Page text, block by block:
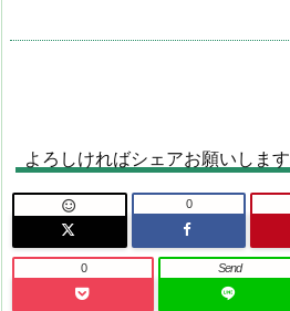
よろしければシェアお願いします
 0
0 Send